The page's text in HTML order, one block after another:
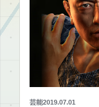
芸能2019.07.01